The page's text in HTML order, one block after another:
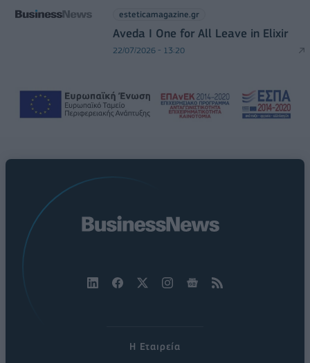
esteticamagazine.gr
Aveda I One for All Leave in Elixir
22/07/2026 - 13:20
Η Εταιρεία